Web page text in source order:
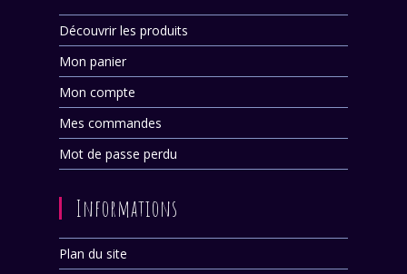
Découvrir les produits
Mon panier
Mon compte
Mes commandes
Mot de passe perdu
Informations
Plan du site